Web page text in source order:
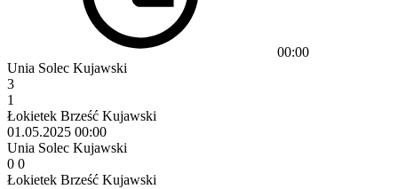
00:00
Unia Solec Kujawski
3
1
Łokietek Brześć Kujawski
01.05.2025 00:00
Unia Solec Kujawski
0 0
Łokietek Brześć Kujawski